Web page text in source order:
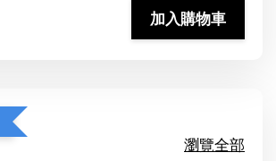
加入購物車
瀏覽全部